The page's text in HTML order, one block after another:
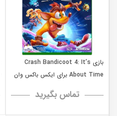
بازی Crash Bandicoot 4: It’s
About Time برای ایکس باکس وان
تماس بگیرید